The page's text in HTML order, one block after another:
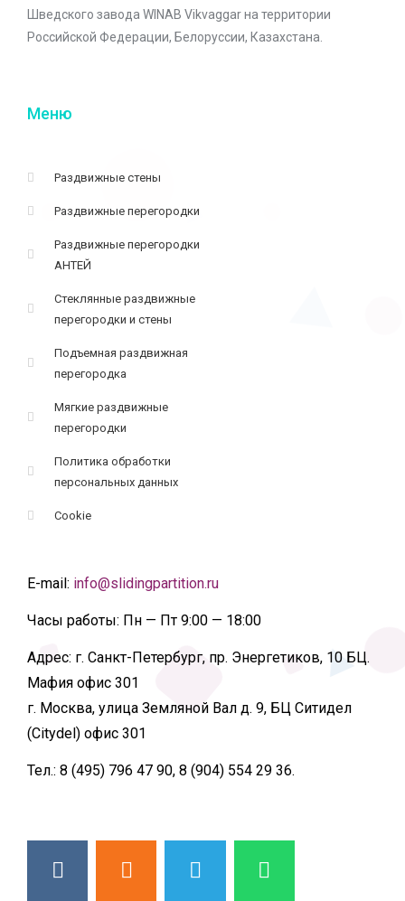
Шведского завода WINAB Vikvaggar на территории
Российской Федерации, Белоруссии, Казахстана.
Меню
Раздвижные стены
Раздвижные перегородки
Раздвижные перегородки
АНТЕЙ
Стеклянные раздвижные
перегородки и стены
Подъемная раздвижная
перегородка
Мягкие раздвижные
перегородки
Политика обработки
персональных данных
Cookie
E-mail: info@slidingpartition.ru
Часы работы: Пн — Пт 9:00 — 18:00
Адрес: г. Санкт-Петербург, пр. Энергетиков, 10 БЦ.
Мафия офис 301
г. Москва, улица Земляной Вал д. 9, БЦ Ситидел
(Citydel) офис 301
Тел.: 8 (495) 796 47 90, 8 (904) 554 29 36.